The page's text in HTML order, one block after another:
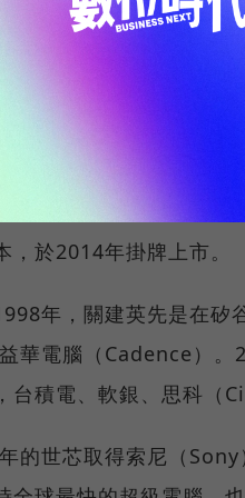
2003年由董事長關建英
於2014年掛牌上市。
年，關建英先是在
華電腦（Cadence）
台積電、軟銀、思科（
的世芯取得索尼（